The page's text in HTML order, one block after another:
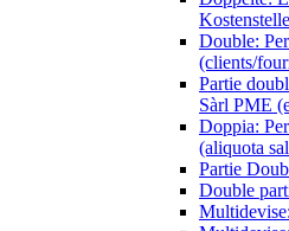
Double:
(clients/
Partie
Sàrl PME
Doppia:
(aliquota
Partie
Double